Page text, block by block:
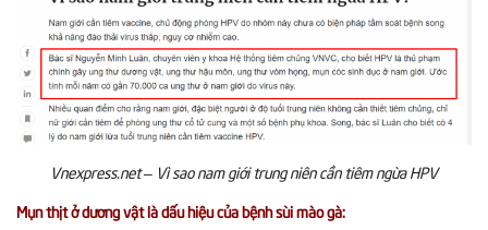
Vnexpress.net – Vì sao nam giới trung niên cần tiêm ngừa HPV
Mụn thịt ở dương vật là dấu hiệu của bệnh sùi mào gà: